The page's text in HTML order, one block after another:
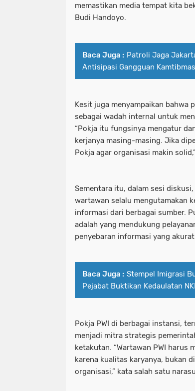
memastikan media tempat kita
Budi Handoyo.
Baca Juga : Patroli Jaga
Antisipasi Gangguan Kamtibmas
Kesit juga menyampaikan bahwa
sebagai wadah internal untuk
“Pokja itu fungsinya mengatur
kerjanya masing-masing. Jika
Pokja agar organisasi makin
Sementara itu, dalam sesi
wartawan selalu mengutamakan
informasi dari berbagai sumber.
adalah yang mendukung
penyebaran informasi yang
Baca Juga : Stempel Imigrasi
Pejabat Buktikan Kedaulatan
Pokja PWI di berbagai instansi,
menjadi mitra strategis
ketakutan. “Wartawan PWI harus
karena kualitas karyanya, bukan
organisasi,” kata salah satu